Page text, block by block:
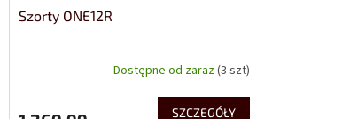
Szorty ONE12R
Dostępne od zaraz(3 szt)
SZCZEGÓŁY